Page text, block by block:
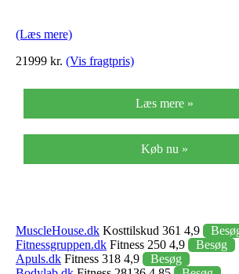
(Læs mere)
21999 kr. (Vis fragtpris)
Læs mere »
Køb nu »
MuscleHouse.dk Kosttilskud 361 4,9
Fitnessgruppen.dk Fitness 250 4,9
Besøg
Apuls.dk Fitness 318 4,9
Besøg